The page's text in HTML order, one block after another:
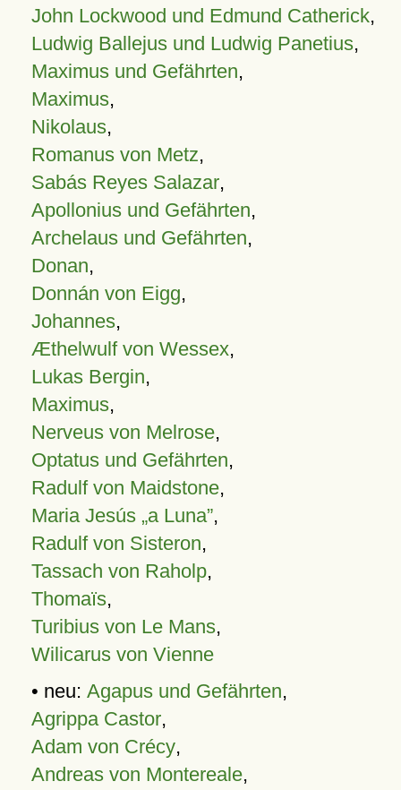
John Lockwood und Edmund Catherick,
Ludwig Ballejus und Ludwig Panetius,
Maximus und Gefährten,
Maximus,
Nikolaus,
Romanus von Metz,
Sabás Reyes Salazar,
Apollonius und Gefährten,
Archelaus und Gefährten,
Donan,
Donnán von Eigg,
Johannes,
Æthelwulf von Wessex,
Lukas Bergin,
Maximus,
Nerveus von Melrose,
Optatus und Gefährten,
Radulf von Maidstone,
Maria Jesús „a Luna”,
Radulf von Sisteron,
Tassach von Raholp,
Thomaïs,
Turibius von Le Mans,
Wilicarus von Vienne
• neu: Agapus und Gefährten,
Agrippa Castor,
Adam von Crécy,
Andreas von Montereale,